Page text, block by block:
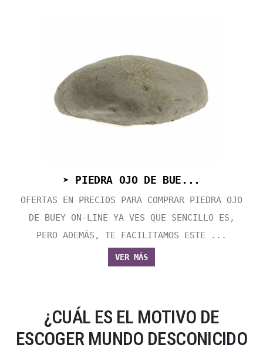
➤ PIEDRA OJO DE BUE...
OFERTAS EN PRECIOS PARA COMPRAR PIEDRA OJO
DE BUEY ON-LINE YA VES QUE SENCILLO ES,
PERO ADEMÁS, TE FACILITAMOS ESTE ...
VER MÁS
¿CUÁL ES EL MOTIVO DE
ESCOGER MUNDO DESCONICIDO